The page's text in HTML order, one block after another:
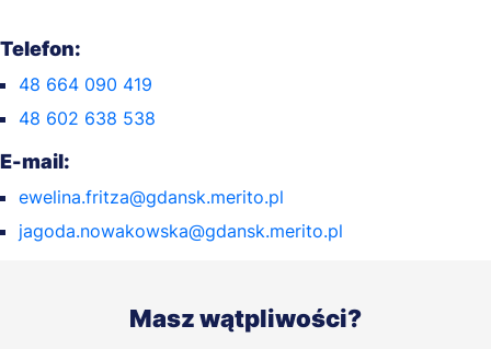
Telefon:
48 664 090 419
48 602 638 538
E-mail:
ewelina.fritza@gdansk.merito.pl
jagoda.nowakowska@gdansk.merito.pl
Masz wątpliwości?